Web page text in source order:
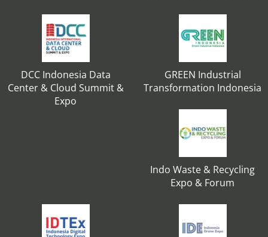
DCC Indonesia Data
Center & Cloud Summit &
Expo
GREEN Industrial
Transformation Indonesia
Indo Waste & Recycling
Expo & Forum